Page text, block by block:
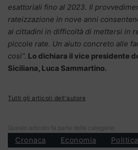
esattoriali fino al 2023. Il
rateizzazione in nove anni
ai cittadini in difficoltà di mettersi in
piccole rate. Un aiuto concreto alle
così”. Lo dichiara il vice presidente
Siciliana, Luca Sammartino.
Tutti gli articoli dell'autore
Questo articolo fa parte delle categorie:
Cronaca Economia Politica